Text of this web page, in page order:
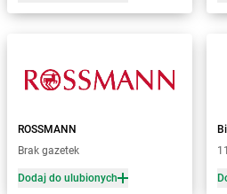
Żabka Bobrowniki
Żabka Bodzentyn
Żabka Bogatynia
Żabka
Bogdaniec
Żabka Boguchwała
ROSSMANN
Brak gazetek
Dodaj do ulubionych